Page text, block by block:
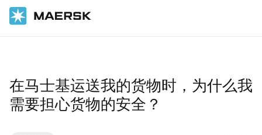
在马士基运送我的货物时，为什么我
需要担心货物的安全？